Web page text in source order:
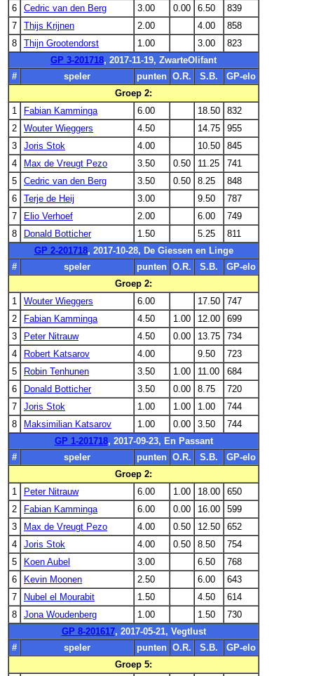
6
Cedric van den Berg 3.00 0.00 6.50
839
7
Thijs Krijnen 2.00 4.00
858
8
Thijn Grootendorst 1.00 3.00
823
GP 3-201718, 2017-11-19, ZwarteOlifant
#
speler punten O.R. S.B.
GP-elo
Groep 2:
1
Fabian Kamminga 6.00 18.50
832
2
Wouter Wieggers 4.50 14.75
955
3
Joris Stok 4.00 10.50
845
4
Max de Vreugt Pezo 3.50 0.50 11.25
741
5
Cedric van den Berg 3.50 0.50 8.25
848
6
Terje de Heij 3.00 9.50
787
7
Elio Verhoef 2.00 6.00
749
8
Donald Botticher 1.50 5.25
811
GP 2-201718, 2017-10-28, De Giessen en Linge
#
speler punten O.R. S.B.
GP-elo
Groep 2:
1
Wouter Wieggers 6.00 17.50
747
2
Fabian Kamminga 4.50 1.00 12.00
699
3
Peter Nitrauw 4.50 0.00 13.75
734
4
Robert Katsarov 4.00 9.50
723
5
Robin Tenhunen 3.50 1.00 11.00
684
6
Donald Botticher 3.50 0.00 8.75
720
7
Joris Stok 1.00 1.00 1.00
744
8
Maksimilian Katsarov 1.00 0.00 3.50
744
GP 1-201718, 2017-09-23, En Passant
#
speler punten O.R. S.B.
GP-elo
Groep 2:
1
Peter Nitrauw 6.00 1.00 18.00
650
2
Fabian Kamminga 6.00 0.00 16.00
599
3
Max de Vreugt Pezo 4.00 0.50 12.50
652
4
Joris Stok 4.00 0.50 8.50
754
5
Koen Aubel 3.00 6.50
768
6
Kevin Moonen 2.50 6.00
643
7
Nubel el Mourabit 1.50 4.50
614
8
Jona Woudenberg 1.00 1.50
730
GP 8-201617, 2017-05-21, Vegtlust
#
speler punten O.R. S.B.
GP-elo
Groep 5: